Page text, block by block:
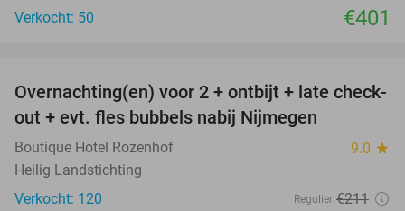
Verkocht: 50
€401
53%
Overnachting(en) voor 2 + ontbijt + late check-
out + evt. fles bubbels nabij Nijmegen
Boutique Hotel Rozenhof 9.0 star
Heilig Landstichting
Verkocht: 120
Regulier €211